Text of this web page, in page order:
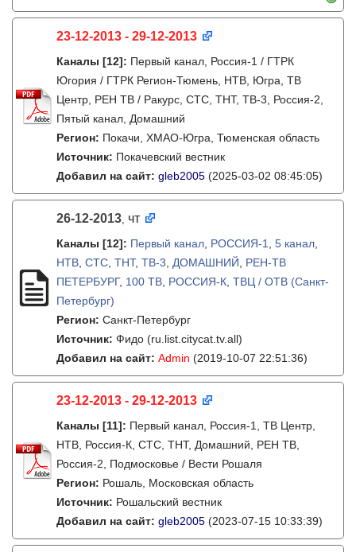
23-12-2013 - 29-12-2013
Каналы [12]: Первый канал, Россия-1 / ГТРК
Югория / ГТРК Регион-Тюмень, НТВ, Югра, ТВ
Центр, РЕН ТВ / Ракурс, СТС, ТНТ, ТВ-3, Россия-2,
Пятый канал, Домашний
Регион: Покачи, ХМАО-Югра, Тюменская область
Источник: Покачевский вестник
Добавил на сайт: gleb2005 (2025-03-02 08:45:05)
26-12-2013, чт
Каналы [12]: Первый канал РОССИЯ-1 5 канал
НТВ СТС ТНТ, ТВ-3 ДОМАШНИЙ
РЕН-ТВ
ПЕТЕРБУРГ, 100 ТВ РОССИЯ-К ТВЦ / ОТВ (Санкт-
Петербург)
Регион: Санкт-Петербург
Источник: Фидо (ru.list.citycat.tv.all)
Добавил на сайт: Admin (2019-10-07 22:51:36)
23-12-2013 - 29-12-2013
Каналы [11]: Первый канал, Россия-1, ТВ Центр,
НТВ, Россия-К, СТС, ТНТ, Домашний, РЕН ТВ,
Россия-2, Подмосковье / Вести Рошаля
Регион: Рошаль, Московская область
Источник: Рошальский вестник
Добавил на сайт: gleb2005 (2023-07-15 10:33:39)